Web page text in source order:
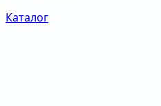
Каталог